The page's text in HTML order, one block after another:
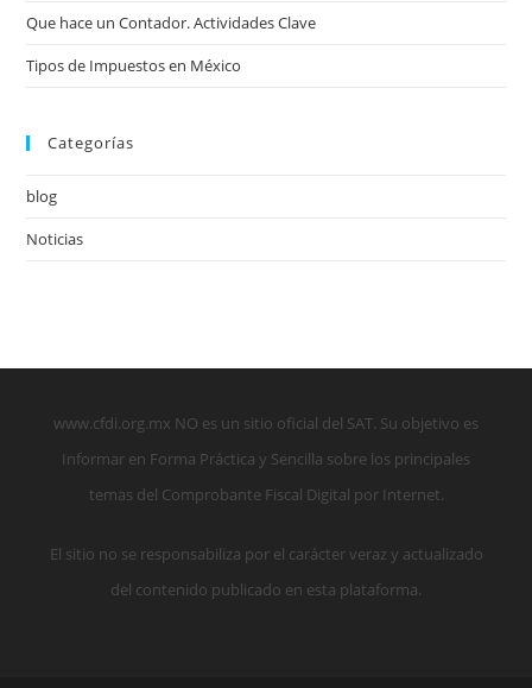
Que hace un Contador. Actividades Clave
Tipos de Impuestos en México
Categorías
blog
Noticias
www.cfdi.org.mx NO es un sitio oficial del SAT. Su objetivo es
Informar en Forma Práctica y Sencilla sobre los principales
temas del Comprobante Fiscal Digital por Internet.
El sitio no se responsabiliza por el carácter veraz y actualizado
del contenido publicado en esta plataforma.